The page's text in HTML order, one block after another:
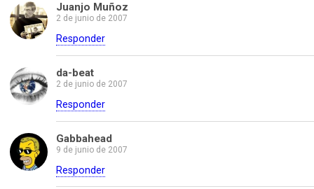
Juanjo Muñoz
2 de junio de 2007
Responder
da-beat
2 de junio de 2007
Responder
Gabbahead
9 de junio de 2007
Responder